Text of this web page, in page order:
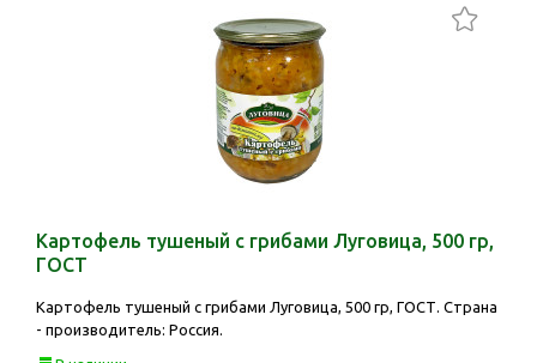
Картофель тушеный с грибами Луговица, 500 гр,
ГОСТ
Картофель тушеный с грибами Луговица, 500 гр, ГОСТ. Страна
- производитель: Россия.